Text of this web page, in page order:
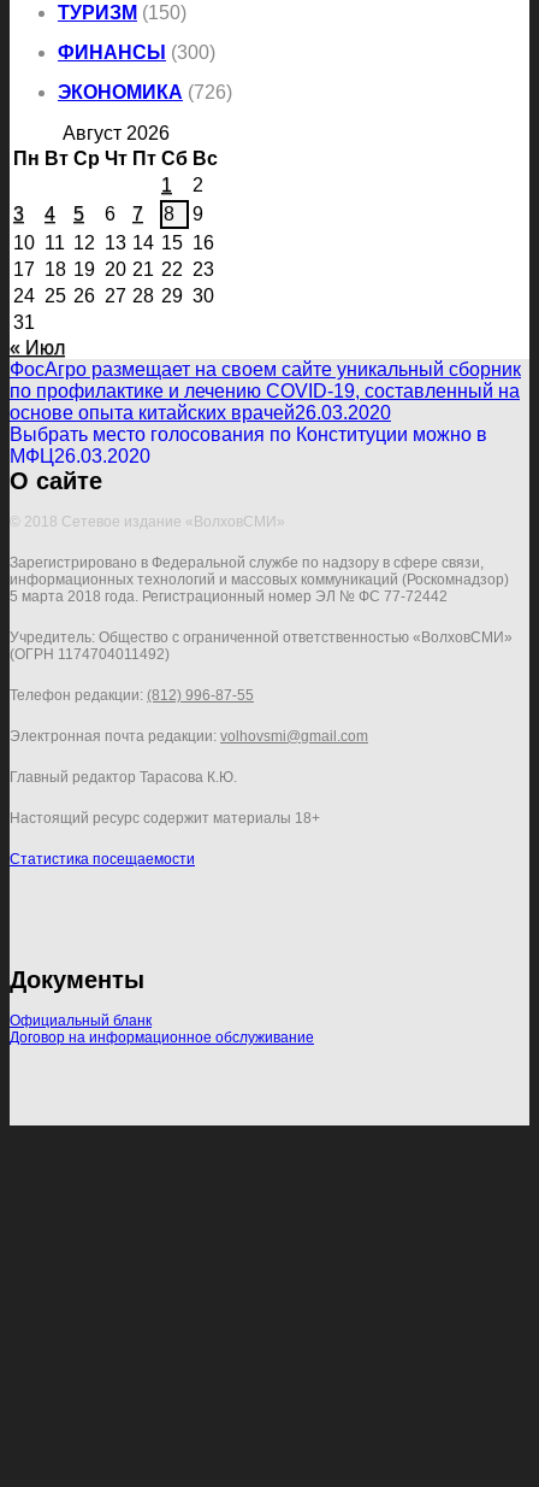
ТУРИЗМ (150)
ФИНАНСЫ (300)
ЭКОНОМИКА (726)
Август 2026
Пн Вт Ср Чт Пт Сб Вс
1
2
3
4 5 6 7 8
9
10 11 12 13 14 15 16
17 18 19 20 21 22 23
24 25 26 27 28 29 30
31
« Июл
ФосАгро размещает на своем сайте уникальный сборник
по профилактике и лечению COVID-19, составленный на
основе опыта китайских врачей26.03.2020
Выбрать место голосования по Конституции можно в
МФЦ26.03.2020
О сайте
© 2018 Сетевое издание «ВолховСМИ»
Зарегистрировано в Федеральной службе по надзору в сфере связи,
информационных технологий и массовых коммуникаций (Роскомнадзор)
5 марта 2018 года. Регистрационный номер ЭЛ № ФС 77-72442
Учредитель: Общество с ограниченной ответственностью «ВолховСМИ»
(ОГРН 1174704011492)
Телефон редакции: (812) 996-87-55
Электронная почта редакции: volhovsmi@gmail.com
Главный редактор Тарасова К.Ю.
Настоящий ресурс содержит материалы 18+
Статистика посещаемости
Документы
Официальный бланк
Договор на информационное обслуживание